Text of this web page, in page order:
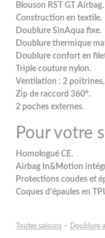
Blouson RST GT Airbag.
Construction en textile.
Doublure SinAqua fixe.
Doublure thermique
Doublure confort en
Triple couture nylon.
Ventilation : 2 poitrines,
Zip de raccord 360°.
2 poches externes.
Pour votre
Homologué CE.
Airbag In&Motion
Protections coudes et
Coques d'épaules en
Toutes saisons - Doublure